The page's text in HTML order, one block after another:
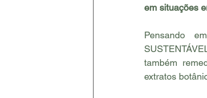
em situações
Pensando
também
extratos